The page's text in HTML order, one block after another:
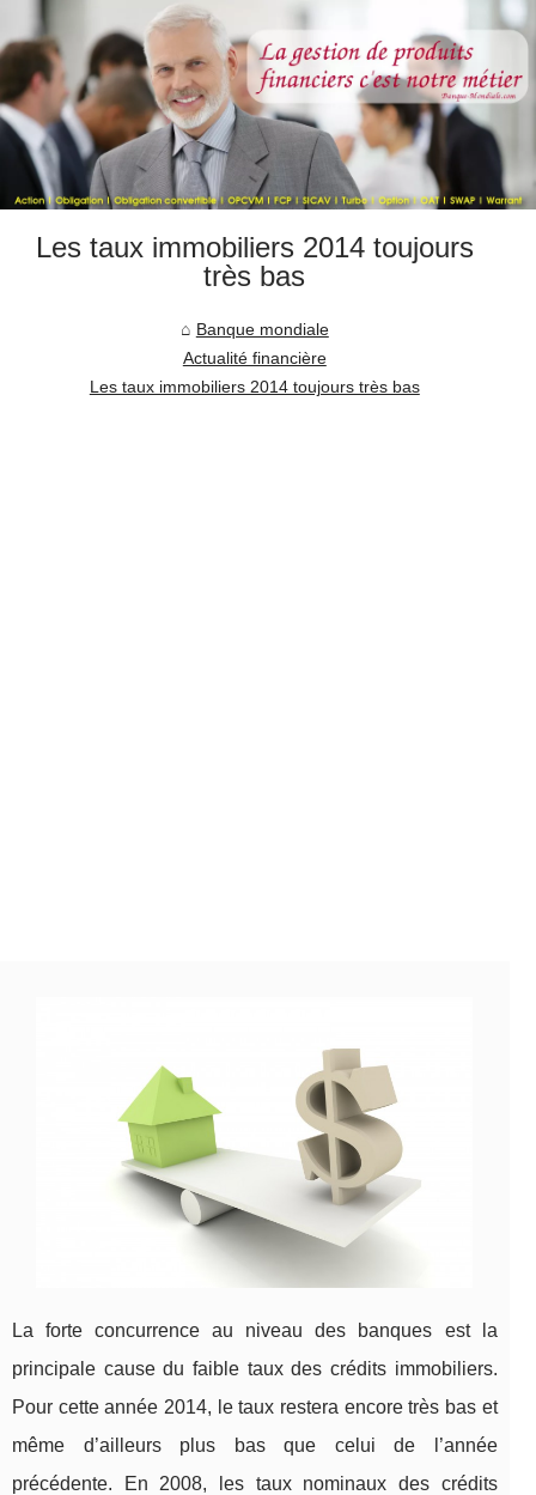
Les taux immobiliers 2014 toujours
très bas
Banque mondiale
Actualité financière
Les taux immobiliers 2014 toujours très bas
La forte concurrence au niveau des banques est la
principale cause du faible taux des crédits immobiliers.
Pour cette année 2014, le taux restera encore très bas et
même d’ailleurs plus bas que celui de l’année
précédente. En 2008, les taux nominaux des crédits